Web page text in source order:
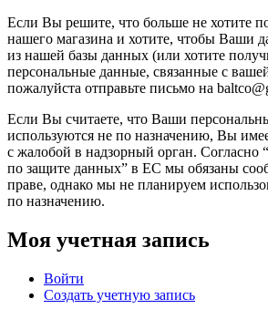
Если Вы решите, что больше не хотите
нашего магазина и хотите, чтобы Ваши
из нашей базы данных (или хотите
персональные данные, связанные с
пожалуйста отправьте письмо на
Если Вы считаете, что Ваши
используются не по назначению, Вы
с жалобой в надзорный орган. Согласно
по защите данных” в ЕС мы обязаны
праве, однако мы не планируем
по назначению.
Моя учетная запись
Войти
Создать учетную запись